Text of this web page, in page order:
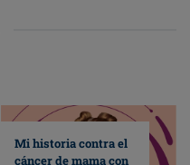
Mi historia contra el
cáncer de mama con